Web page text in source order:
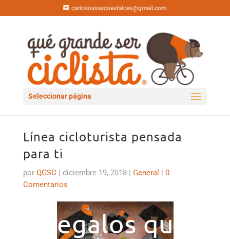
carlosnavascuesfalces@gmail.com
Seleccionar página
Línea cicloturista pensada
para ti
por QGSC | diciembre 19, 2018 | General | 0
Comentarios
Regalos que